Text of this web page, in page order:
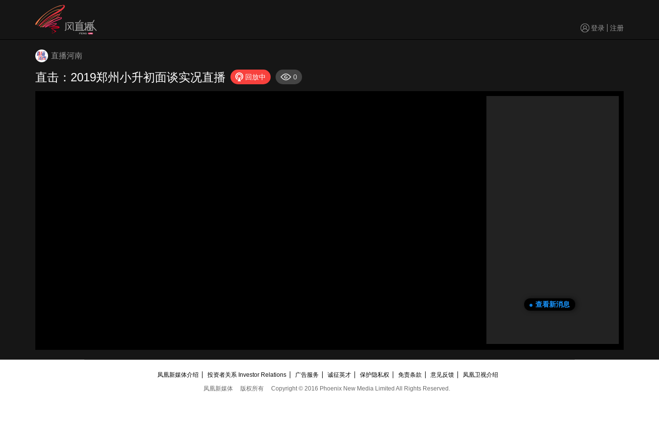
登录 注册
直播河南
直击：2019郑州小升初面谈实况直播 回放中 0
查看新消息
凤凰新媒体介绍 投资者关系 Investor Relations 广告服务 诚征英才 保护隐私权 免责条款 意见反馈
凤凰卫视介绍
凤凰新媒体
版权所有 Copyright © 2016 Phoenix New Media Limited All Rights Reserved.